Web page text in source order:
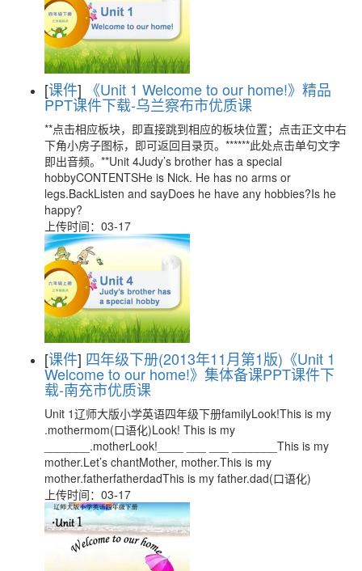
[课件] 《Unit 1 Welcome to our home!》精品
PPT课件下载-乌兰察布市优质课
**点击相应板块，即直接跳到相应的板块位置；点击正文中右
下角小房子图标，即可返回目录页。******此处点击单句文字
即出音频。**Unit 4Judy’s brother has a special
hobbyCONTENTSHe is Nick. He has no arms or
legs.BackListen and sayDoes he have any hobbies?Is he
happy?
上传时间：03-17
[课件] 四年级下册(2013年11月第1版)《Unit 1
Welcome to our home!》集体备课PPT课件下
载-南充市优质课
Unit 1辽师大版小学英语四年级下册familyLook!This is my
.mothermom(口语化)Look! This is my
_______.motherLook!____ ___ ___ _______This is my
mother.Let’s chantMother, mother.This is my
mother.fatherfatherdadThis is my father.dad(口语化)
上传时间：03-17